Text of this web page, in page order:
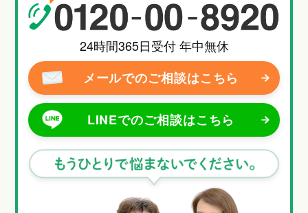
24時間365日受付 年中無休
メールでのご相談はこちら
LINEでのご相談はこちら